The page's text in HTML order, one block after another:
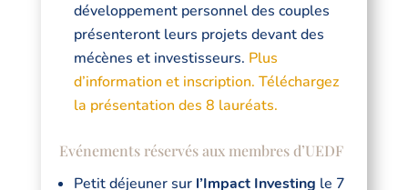
développement personnel des couples
présenteront leurs projets devant des
mécènes et investisseurs. Plus
d’information et inscription. Téléchargez
la présentation des 8 lauréats.
Evénements réservés aux membres d’UEDF
Petit déjeuner sur l’Impact Investing le 7